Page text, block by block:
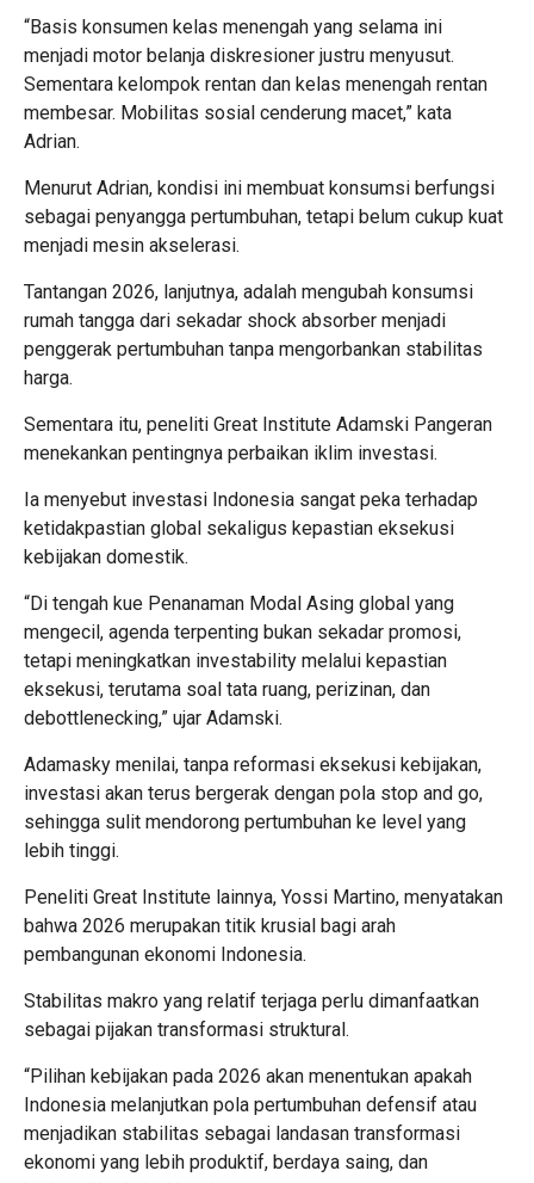
“Basis konsumen kelas menengah yang selama ini
menjadi motor belanja diskresioner justru menyusut.
Sementara kelompok rentan dan kelas menengah rentan
membesar. Mobilitas sosial cenderung macet,” kata
Adrian.
Menurut Adrian, kondisi ini membuat konsumsi berfungsi
sebagai penyangga pertumbuhan, tetapi belum cukup kuat
menjadi mesin akselerasi.
Tantangan 2026, lanjutnya, adalah mengubah konsumsi
rumah tangga dari sekadar shock absorber menjadi
penggerak pertumbuhan tanpa mengorbankan stabilitas
harga.
Sementara itu, peneliti Great Institute Adamski Pangeran
menekankan pentingnya perbaikan iklim investasi.
Ia menyebut investasi Indonesia sangat peka terhadap
ketidakpastian global sekaligus kepastian eksekusi
kebijakan domestik.
“Di tengah kue Penanaman Modal Asing global yang
mengecil, agenda terpenting bukan sekadar promosi,
tetapi meningkatkan investability melalui kepastian
eksekusi, terutama soal tata ruang, perizinan, dan
debottlenecking,” ujar Adamski.
Adamasky menilai, tanpa reformasi eksekusi kebijakan,
investasi akan terus bergerak dengan pola stop and go,
sehingga sulit mendorong pertumbuhan ke level yang
lebih tinggi.
Peneliti Great Institute lainnya, Yossi Martino, menyatakan
bahwa 2026 merupakan titik krusial bagi arah
pembangunan ekonomi Indonesia.
Stabilitas makro yang relatif terjaga perlu dimanfaatkan
sebagai pijakan transformasi struktural.
“Pilihan kebijakan pada 2026 akan menentukan apakah
Indonesia melanjutkan pola pertumbuhan defensif atau
menjadikan stabilitas sebagai landasan transformasi
ekonomi yang lebih produktif, berdaya saing, dan